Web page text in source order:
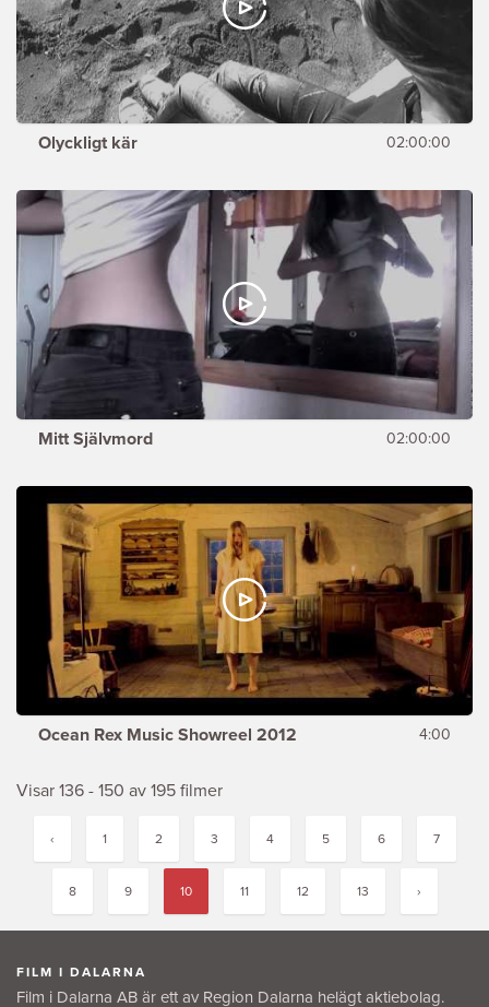
Olyckligt kär 02:00:00
Mitt Självmord 02:00:00
Ocean Rex Music Showreel 2012 4:00
Visar 136 - 150 av 195 filmer
‹ 1 2 3 4 5 6 7
8 9 10 11 12 13 ›
FILM I DALARNA
Film i Dalarna AB är ett av Region Dalarna helägt aktiebolag.